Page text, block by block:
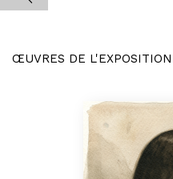
ŒUVRES DE